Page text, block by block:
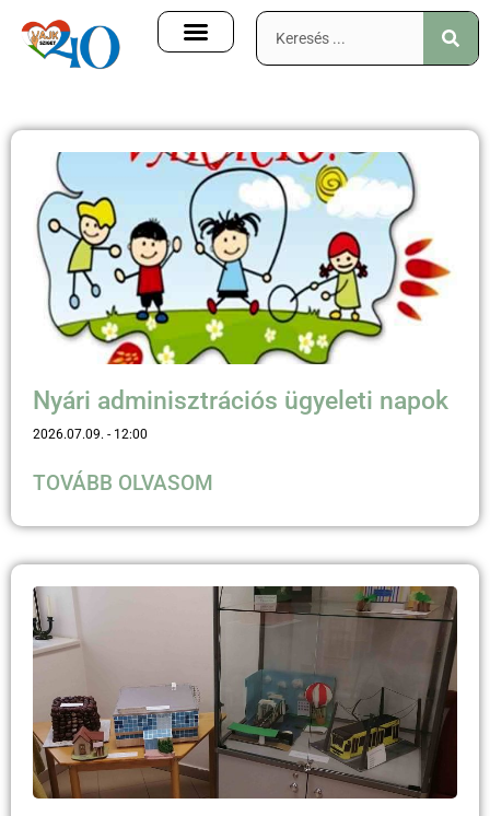
Nyári adminisztrációs ügyeleti napok
2026.07.09. 12:00
TOVÁBB OLVASOM